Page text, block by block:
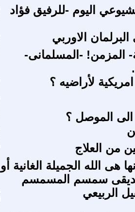
اليوم -للرفيق فؤاد
الاوربي
المزمن! -المسلمانى-
لأراضيه ؟
الى الموصل ؟
من العلاج
هى الله الجميلة الغانية أو
سمسم المسمسم
الربيعي